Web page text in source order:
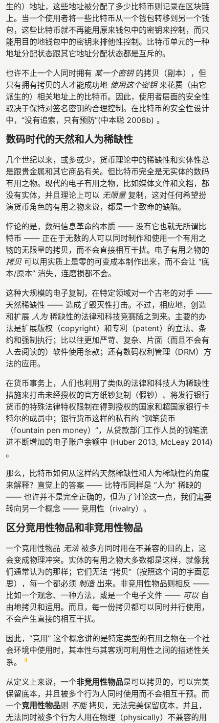
生的）地址，这些地址被分配了多少比特币则记录在区块链
上。当一个使用者将一些比特币从一个钱包转移到另一个钱
包，这些比特币就不再能用原来钱包中的密钥来控制，而只
能用目的地钱包中的密钥来排他性控制。比特币单元的一种
地址分配状态跟其它地址分配状态都是互斥的。
也许不止一个人同时拥有 某一个密钥的拷贝（副本），但
只有拥有拷贝的人才能成功地 使用这个密钥来花费（由它
派生的）相关地址上的比特币。因此，使用者层面的安全性
取决于保持对签名密钥的合理控制。在比特币的安全性设计
中，“没有追索，只有预防”(中本聪 2008b) 。
数码时代的天然和人为稀缺性
几个世纪以来，或多或少，货币理论中的稀缺性和实体性总
是跟贵金属和其它商品有关。但比特币完全是无实体的数码
有用之物。现代的电子有用之物，比如媒体文件和文档，都
没有实体，并且理论上可以 无限量复制，这对任何希望扮
演货币角色的有用之物来说，都是一个致命的缺陷。
悖论的是，数码信息革命的本质 —— 没有它也就无所谓比
特币 —— 正在于无数的人可以同时制作和使用一个有用之
物的无限量的拷贝，而不会直接相互干扰。电子有用之物的
拷贝可以用实质上是零的可变成本制作出来，而不会让 “底
本/原本” 消失，连磨损都不会。
这种大规模的电子复制，在特定领域对一个古老的对手 ——
天然稀缺性 —— 造成了毁灭性打击。不过，相应地，创造
和扩展 人为稀缺性的法律和科技竞赛随之到来。主要的办
法是扩展版权（copyright）和专利（patent）的立法、条
约和强制执行；比以往更加严苛、复杂、片面（而且不会有
人去阅读的）软件使用条款；还有数码权利管理（DRM）方
法的应用。
在货币事务上，人们也利用了类似的法律和科技人为稀缺性
措施来打击未经授权的官方纸钞复制（假钞）、将发行银行
货币的特殊法律特权限制在得到授权的国家和超国家银行卡
特尔的成员中；银行货币这样的私有的 “钢笔货币
（fountain pen money）”，从贷款部门工作人员的钢笔流
进不断增加的电子账户余额中 (Huber 2013, McLeay 2014)
。
那么，比特币如何从这样的天然稀缺性和人为稀缺性的角度
来解释？直觉上的答案 —— 比特币同样是 “人为” 稀缺的
—— 也许并不是完全正确的，但为了讨论这一点，我们需要
转向另一个概念 —— 竞用性（rivalry）。
区分竞用性物品和非竞用性物品
一个竞用性物品 无法被多方同时用在不兼容的目的上，这
会变成物理冲突。实体的有用之物大多数都是这样，就像我
们通常认为的那样；它们无法 “拷贝”（按照这个词的字面意
思），每一个都必须 制造出来。非竞用性物品则相反 ——
比如一个观念、一种方法，或是一个电子文件 —— 可以自
由地拷贝和运用。而且，每一份拷贝都可以同时并行使用，
不会产生直接的相互干扰。
因此，“竞用” 这个概念讲的是特定类型的有用之物在一个社
会环境中使用时，其本性与其客观可利用性之间的描述性关
系。
4
从定义上来说，一个非竞用性物品是可以拷贝的，可以完美
保留底本，并且被多个行为人同时使用而不会相互干预。而
一个竞用性物品则 不能拷贝，无法完美保留底本，并且，
无法同时被多个行为人用在物理（physically）不兼容的用